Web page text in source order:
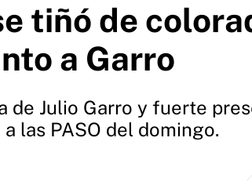
tiñó de
a Garro
de Julio Garro y fuerte
las PASO del domingo.